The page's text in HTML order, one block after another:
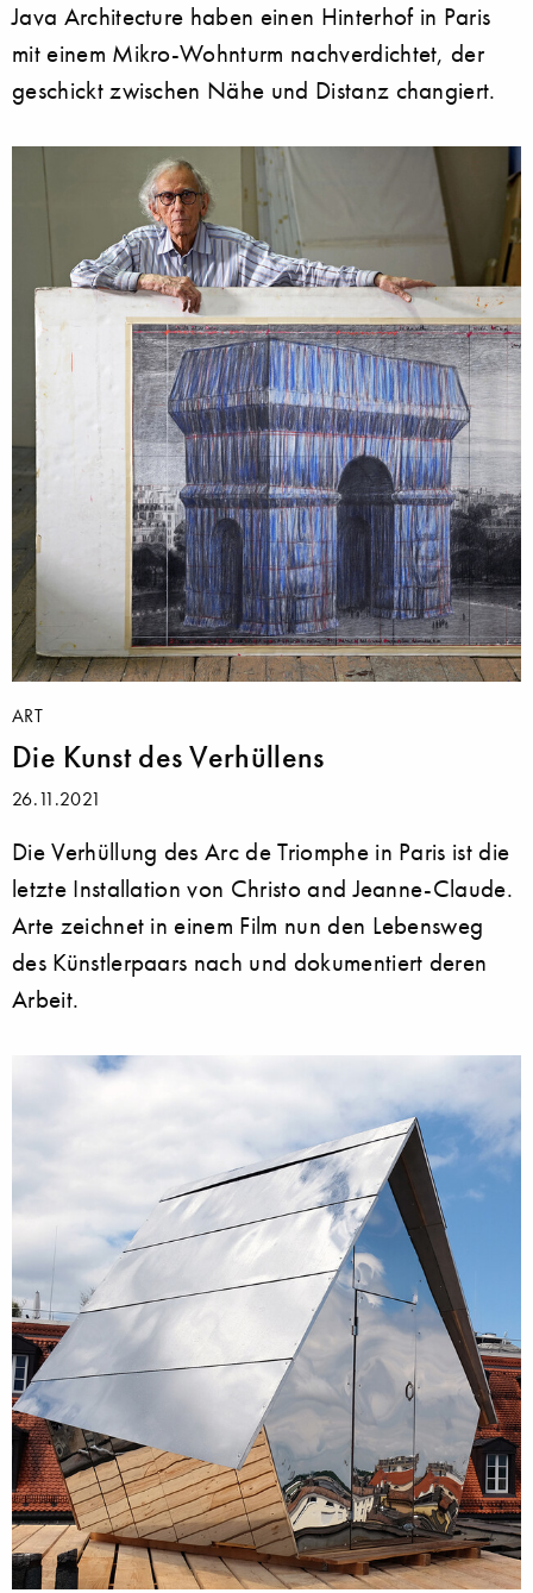
Java Architecture haben einen Hinterhof in Paris
mit einem Mikro-Wohnturm nachverdichtet, der
geschickt zwischen Nähe und Distanz changiert.
ART
Die Kunst des Verhüllens
26.11.2021
Die Verhüllung des Arc de Triomphe in Paris ist die
letzte Installation von Christo and Jeanne-Claude.
Arte zeichnet in einem Film nun den Lebensweg
des Künstlerpaars nach und dokumentiert deren
Arbeit.